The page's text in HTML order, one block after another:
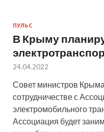
ПУЛЬС
В Крыму
24.04.2022
Совет министров
сотрудничестве с
электромобильного
Ассоциация будет